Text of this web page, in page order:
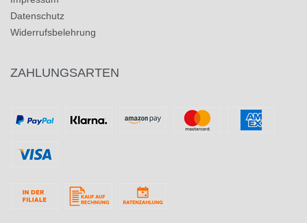
Datenschutz
Widerrufsbelehrung
ZAHLUNGSARTEN